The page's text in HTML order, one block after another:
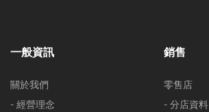
一般資訊
關於我們
- 經營理念
銷售
零售店
- 分店資料